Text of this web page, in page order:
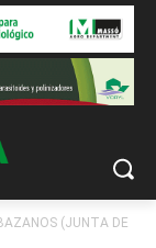
(JUNTA DE